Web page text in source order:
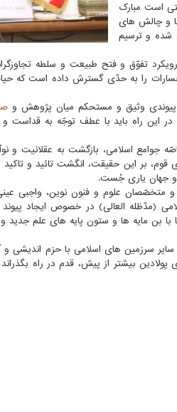
است مبارک
و چالش های
شده و ترسیم
تفوّق و فتح طبیعت و سلطه
خسارات را به حدّی گسترش داده است که
پیوندی وثیق و مستحکم میان پژوهش و
این راه باید با عطف توجّه به قداست
جوامع اسلامی، بازگشت به
بر این حقیقت، انگشت تائید و تاکید
و جهان یاری جُست.
متخصّصان علوم و فنون نوین، واجبی
(مدّظله العالی) در خصوص ایجاد
بن مایه ها و ستون پایه های علم جدید
سرزمین های اسلامی با حزم اندیشی و
پولادین بیشتر از پیش، قدم در راه